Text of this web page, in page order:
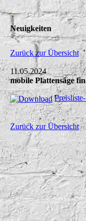
Neuigkeiten
Zurück zur Übersicht
11.05.2024
mobile Plattensäge
Zurück zur Übersicht